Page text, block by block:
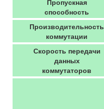
Пропускная
способность
Производительность
коммутации
Скорость передачи
данных
коммутаторов